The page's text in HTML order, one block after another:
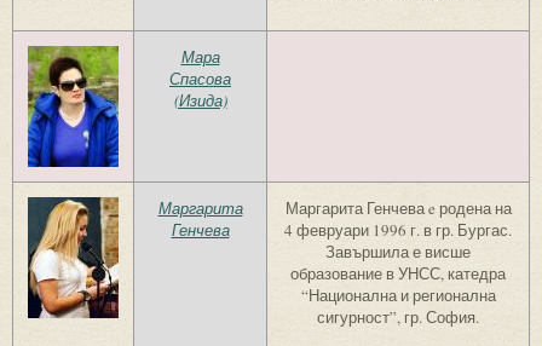
Мара
Спасова
(Изида)
Маргарита
Генчева
Маргарита Генчева e родена на
4 февруари 1996 г. в гр. Бургас.
Завършила е висше
образование в УНСС, катедра
“Национална и регионална
сигурност”, гр. София.